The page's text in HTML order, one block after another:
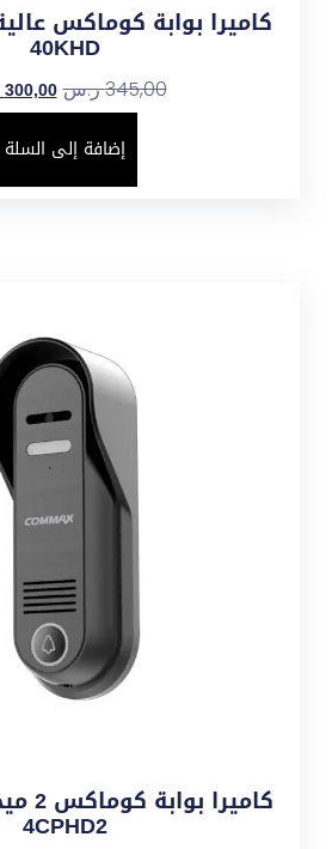
40KHD
345,00ر.س 300,00
إضافة إلى السلة
4CPHD2